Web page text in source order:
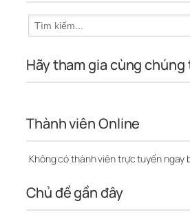
Hãy tham gia cùng chúng
Thành viên Online
Không có thành viên trực tuyến ngay
Chủ đề gần đây